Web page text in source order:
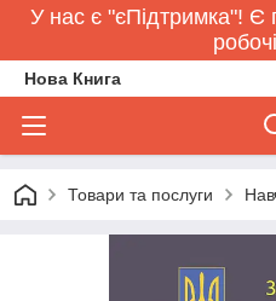
У нас є "єПідтримка"! Є
Нова Книга
Товари та послуги